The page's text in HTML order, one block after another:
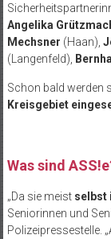
Angelika
Mechsner (Haan),
(Langenfeld),
Schon bald werden
Kreisgebiet
Was sind
„Da sie meist selbst
Seniorinnen und
Polizeipressestelle.